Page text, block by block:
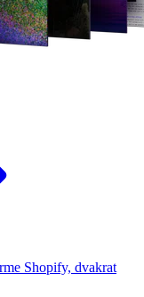
Shopify, dvakrat